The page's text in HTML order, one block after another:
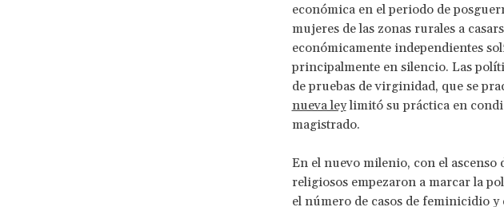
económica en el periodo de
mujeres de las zonas rurales a
económicamente independientes
principalmente en silencio. Las
de pruebas de virginidad, que se
nueva leylimitó su práctica en
magistrado.
En el nuevo milenio, con el
religiosos empezaron a marcar la
el número de casos de feminicidio